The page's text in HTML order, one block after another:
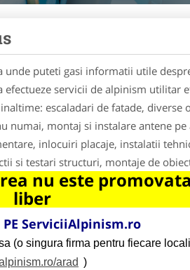
unde puteti gasi informatii utile
servicii de alpinism utilitar
escaladari de fatade, diverse
numai, montaj si instalare antene
inlocuiri placaje, instalatii
si testari structuri, montaje de
nu este
liber
PE ServiciiAlpinism.ro
(o singura firma pentru fiecare
arad )